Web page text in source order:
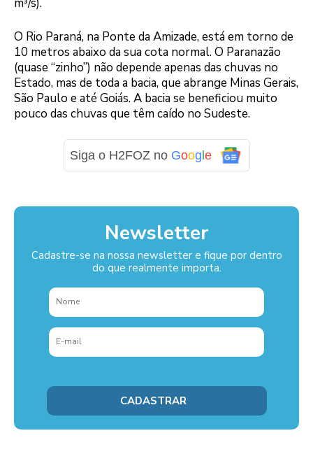
m³/s).
O Rio Paraná, na Ponte da Amizade, está em torno de
10 metros abaixo da sua cota normal. O Paranazão
(quase “zinho”) não depende apenas das chuvas no
Estado, mas de toda a bacia, que abrange Minas Gerais,
São Paulo e até Goiás. A bacia se beneficiou muito
pouco das chuvas que têm caído no Sudeste.
Siga o H2FOZ no Goog e
Newsletter
Cadastre-se na nossa newsletter e fique por dentro
do que realmente importa.